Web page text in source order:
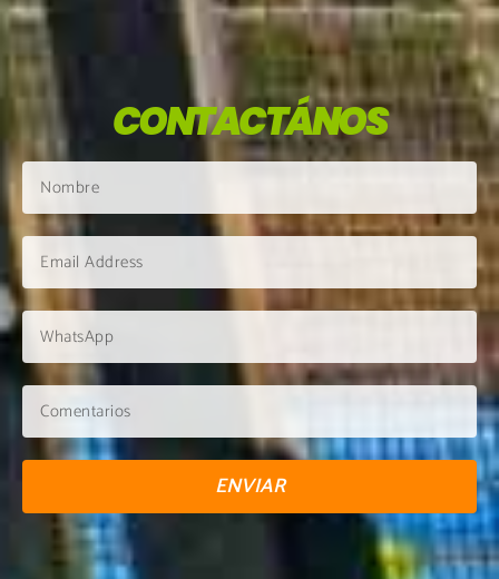
CONTACTÁNOS
ENVIAR